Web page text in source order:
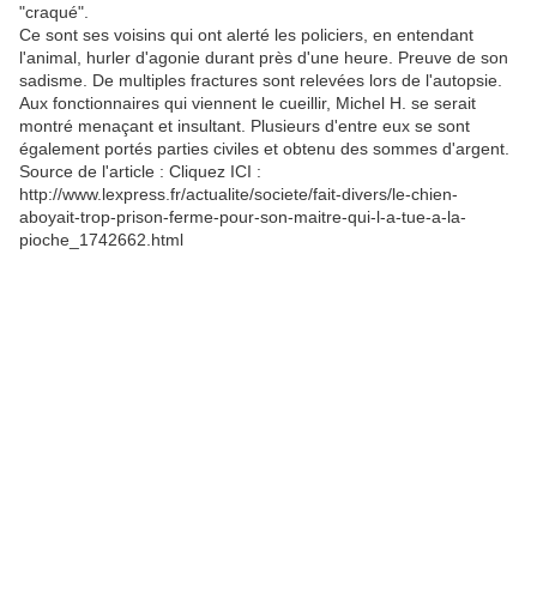
"craqué".
Ce sont ses voisins qui ont alerté les policiers, en entendant
l'animal, hurler d'agonie durant près d'une heure. Preuve de son
sadisme. De multiples fractures sont relevées lors de l'autopsie.
Aux fonctionnaires qui viennent le cueillir, Michel H. se serait
montré menaçant et insultant. Plusieurs d'entre eux se sont
également portés parties civiles et obtenu des sommes d'argent.
Source de l'article : Cliquez ICI :
http://www.lexpress.fr/actualite/societe/fait-divers/le-chien-
aboyait-trop-prison-ferme-pour-son-maitre-qui-l-a-tue-a-la-
pioche_1742662.html ​